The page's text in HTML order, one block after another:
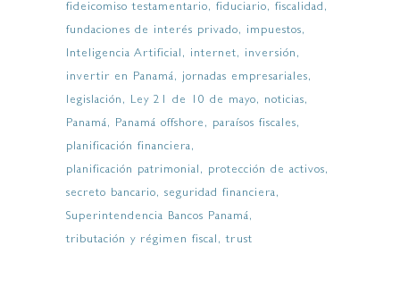
fideicomiso testamentario
fiduciario
fiscalidad
fundaciones de interés privado
impuestos
Inteligencia Artificial
internet
inversión
invertir en Panamá
jornadas empresariales
legislación
Ley 21 de 10 de mayo
noticias
Panamá
Panamá offshore
paraísos fiscales
planificación financiera
planificación patrimonial
protección de activos
secreto bancario
seguridad financiera
Superintendencia Bancos Panamá
tributación y régimen fiscal
trust